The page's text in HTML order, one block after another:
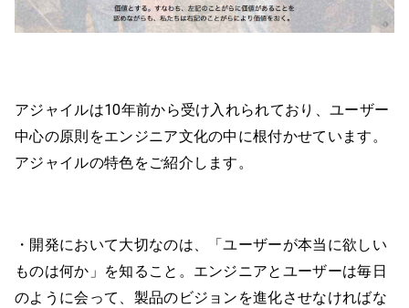
アジャイルは10年前から受け入れられており、ユーザー
中心の原則をエンジニア文化の中に根付かせています。
アジャイルの特色をご紹介します。
・開発において大切なのは、「ユーザーが本当に欲しい
ものは何か」を知ること。エンジニアとユーザーは毎日
のように会って、製品のビジョンを進化させなければな